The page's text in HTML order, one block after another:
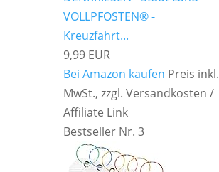
VOLLPFOSTEN® -
Kreuzfahrt...
9,99 EUR
Bei Amazon kaufen Preis inkl.
MwSt., zzgl. Versandkosten /
Affiliate Link
Bestseller Nr. 3